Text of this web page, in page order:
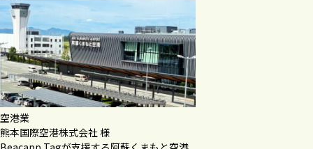
空港業
熊本国際空港株式会社 様